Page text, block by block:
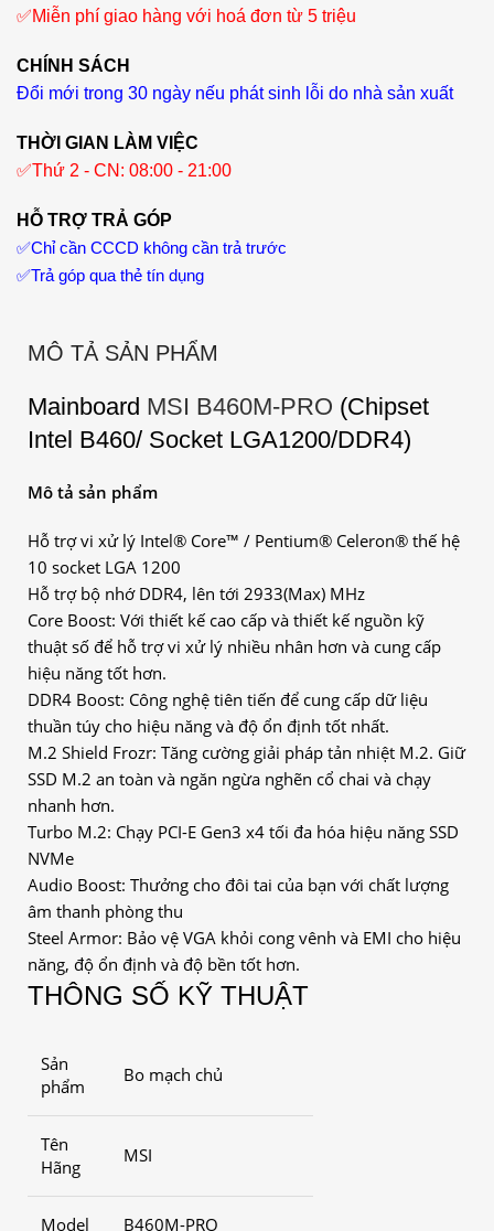
✅Miễn phí giao hàng với hoá đơn từ 5 triệu
CHÍNH SÁCH
Đổi mới trong 30 ngày nếu phát sinh lỗi do nhà sản xuất
THỜI GIAN LÀM VIỆC
✅Thứ 2 - CN: 08:00 - 21:00
HỖ TRỢ TRẢ GÓP
✅Chỉ cần CCCD không cần trả trước
✅Trả góp qua thẻ tín dụng
MÔ TẢ SẢN PHẨM
Mainboard MSI B460M-PRO (Chipset
Intel B460/ Socket LGA1200/DDR4)
Mô tả sản phẩm
Hỗ trợ vi xử lý Intel® Core™ / Pentium® Celeron® thế hệ
10 socket LGA 1200
Hỗ trợ bộ nhớ DDR4, lên tới 2933(Max) MHz
Core Boost: Với thiết kế cao cấp và thiết kế nguồn kỹ
thuật số để hỗ trợ vi xử lý nhiều nhân hơn và cung cấp
hiệu năng tốt hơn.
DDR4 Boost: Công nghệ tiên tiến để cung cấp dữ liệu
thuần túy cho hiệu năng và độ ổn định tốt nhất.
M.2 Shield Frozr: Tăng cường giải pháp tản nhiệt M.2. Giữ
SSD M.2 an toàn và ngăn ngừa nghẽn cổ chai và chạy
nhanh hơn.
Turbo M.2: Chạy PCI-E Gen3 x4 tối đa hóa hiệu năng SSD
NVMe
Audio Boost: Thưởng cho đôi tai của bạn với chất lượng
âm thanh phòng thu
Steel Armor: Bảo vệ VGA khỏi cong vênh và EMI cho hiệu
năng, độ ổn định và độ bền tốt hơn.
THÔNG SỐ KỸ THUẬT
Sản
phẩm
Bo mạch chủ
Tên
Hãng
MSI
Model B460M-PRO